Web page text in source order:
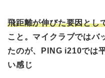
飛距離が伸びた要因とし
こと。マイクラブではバ
たのが、PING i210では
い感じ